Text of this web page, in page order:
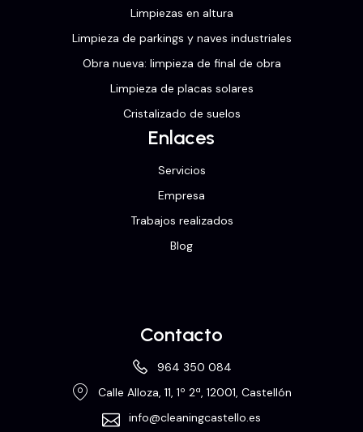
Limpiezas en altura
Limpieza de parkings y naves industriales
Obra nueva: limpieza de final de obra
Limpieza de placas solares
Cristalizado de suelos
Enlaces
Servicios
Empresa
Trabajos realizados
Blog
Contacto
964 350 084
Calle Alloza, 11, 1º 2ª, 12001, Castellón
info@cleaningcastello.es